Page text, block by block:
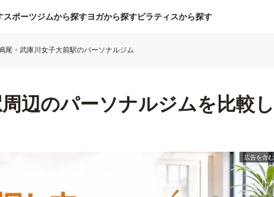
スポーツジムから探すヨガから探すピラティスから探す
尾・武庫川女子大前駅のパーソナルジム
辺のパーソナルジムを比較し